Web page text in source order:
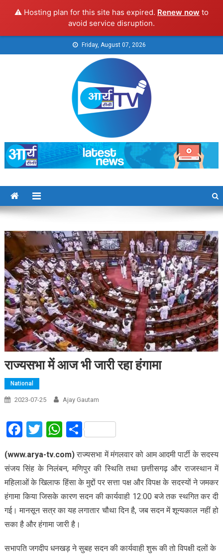
⚠️ Hosting plan for this site has expired. Renew now to
avoid service disruption.
to
Friday, August 07, 2026
Arya TV
राज्यसभा में आज भी जारी रहा हंगामा
National
2023-07-25 Ajay Gautam
Facebook
Twitter
WhatsApp
Share
(www.arya-tv.com)राज्यसभा में मंगलवार को आम आदमी पार्टी के सदस्य
संजय सिंह के निलंबन, मणिपुर की स्थिति तथा छत्तीसगढ़ और राजस्थान में
महिलाओं के खिलाफ हिंसा के मुद्दों पर सत्ता पक्ष और विपक्ष के सदस्यों ने जमकर
हंगामा किया जिसके कारण सदन की कार्यवाही 12:00 बजे तक स्थगित कर दी
गई। मानसून सत्र का यह लगातार चौथा दिन है, जब सदन में शून्यकाल नहीं हो
सका है और हंगामा जारी है।
सभापति जगदीप धनखड़ ने सुबह सदन की कार्यवाही शुरू की तो विपक्षी दलों के